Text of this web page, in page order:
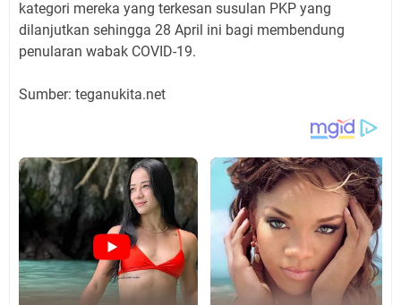
kategori mereka yang terkesan susulan PKP yang
dilanjutkan sehingga 28 April ini bagi membendung
penularan wabak COVID-19.
Sumber: teganukita.net